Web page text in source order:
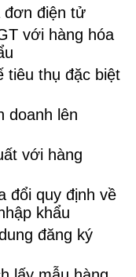
đơn điện tử
với hàng hóa
tiêu thụ đặc biệt
doanh lên
với hàng
đổi quy định về
khẩu
đăng ký